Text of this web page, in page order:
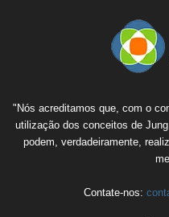
"Nós acreditamos que, com o
utilização dos conceitos de
podem, verdadeiramente,
Contate-nos: